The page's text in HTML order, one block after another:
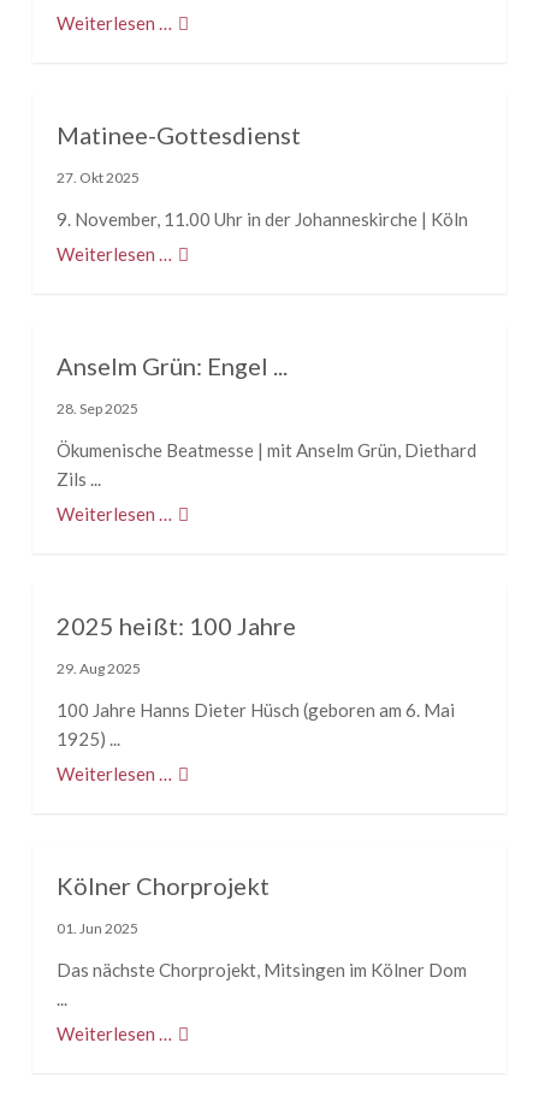
Weiterlesen …
Matinee-Gottesdienst
27. Okt 2025
9. November, 11.00 Uhr in der Johanneskirche | Köln
Weiterlesen …
Anselm Grün: Engel ...
28. Sep 2025
Ökumenische Beatmesse | mit Anselm Grün, Diethard
Zils ...
Weiterlesen …
2025 heißt: 100 Jahre
29. Aug 2025
100 Jahre Hanns Dieter Hüsch (geboren am 6. Mai
1925) ...
Weiterlesen …
Kölner Chorprojekt
01. Jun 2025
Das nächste Chorprojekt, Mitsingen im Kölner Dom
...
Weiterlesen …